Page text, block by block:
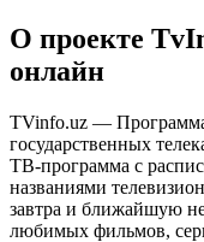
О проекте
онлайн
TVinfo.uz — Программа
государственных
ТВ-программа с
названиями
завтра и ближайшую
любимых фильмов,